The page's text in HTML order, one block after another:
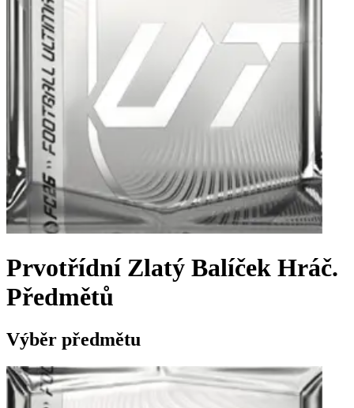
Prvotřídní Zlatý Balíček Hráč.
Předmětů
Výběr předmětu